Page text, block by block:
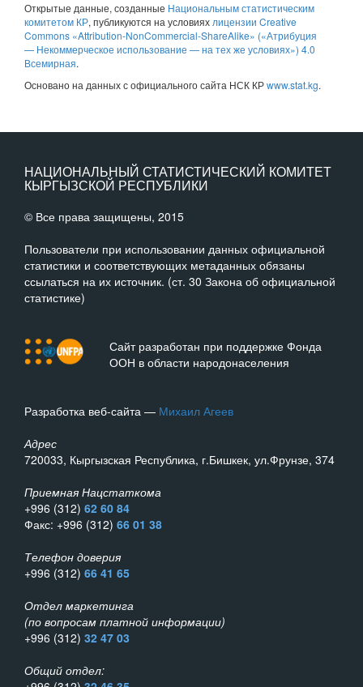
Открытые данные, созданные Национальным статистическим
комитетом КР, публикуются на условиях лицензии Creative
Commons «Attribution-NonCommercial-ShareAlike» («Атрибуция
— Некоммерческое использование — на тех же условиях») 4.0
Всемирная.
Основано на данных с официального сайта НСК КРwww.stat.kg.
НАЦИОНАЛЬНЫЙ СТАТИСТИЧЕСКИЙ КОМИТЕТ
КЫРГЫЗСКОЙ РЕСПУБЛИКИ
© Все права защищены, 2015
Пользователи при использовании данных официальной
статистики и соответствующих метаданных обязаны
ссылаться на их источник. (ст. 30 Закона об официальной
статистике)
Сайт разработан при поддержке Фонда
ООН в области народонаселения
Разработка веб-сайта — Михаил Агеев
Адрес
720033, Кыргызская Республика, г.Бишкек, ул.Фрунзе, 374
Приемная Нацстаткома
+996 (312) 62 60 84
Факс: +996 (312) 66 01 38
Телефон доверия
+996 (312) 66 41 65
Отдел маркетинга
(по вопросам платной информации)
+996 (312) 32 47 03
Общий отдел: